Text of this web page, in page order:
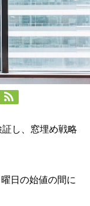
し、窓埋め戦略
日の始値の間に